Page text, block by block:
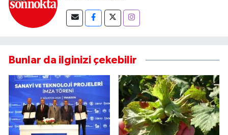
Bunlar da ilginizi çekebilir